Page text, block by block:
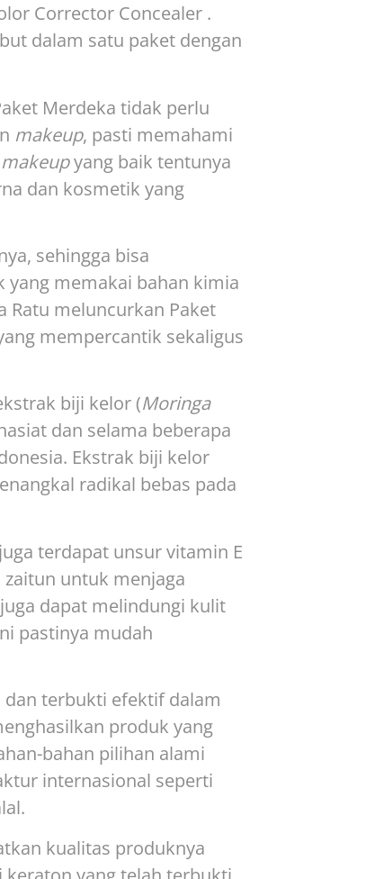
Corrector Concealer .
dalam satu paket dengan
Merdeka tidak perlu
makeup, pasti memahami
makeupyang baik tentunya
dan kosmetik yang
sehingga bisa
memakai bahan kimia
Ratu meluncurkan Paket
mempercantik sekaligus
biji kelor (Moringa
dan selama beberapa
Ekstrak biji kelor
radikal bebas pada
terdapat unsur vitamin E
untuk menjaga
dapat melindungi kulit
pastinya mudah
terbukti efektif dalam
produk yang
bahan pilihan alami
internasional seperti
kualitas produknya